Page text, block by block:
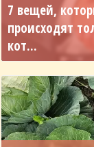
7 вещей,
происходят
кот...